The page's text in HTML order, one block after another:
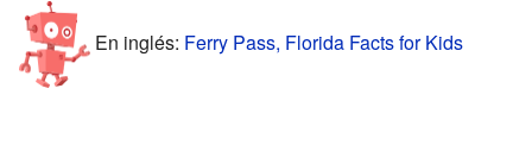
En inglés: Ferry Pass, Florida Facts for Kids